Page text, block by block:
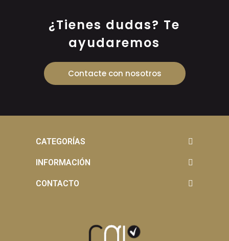
¿Tienes dudas? Te
ayudaremos
Contacte con nosotros
CATEGORÍAS
INFORMACIÓN
CONTACTO